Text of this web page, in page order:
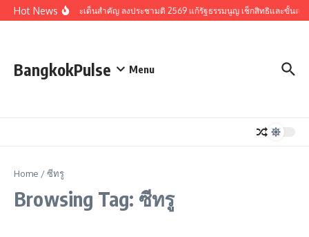
Skip to content
Hot Newsรวมประเด็นสำคัญ ลงประชามติ 2569 แก้รัฐธรรมนูญ เช็กสิทธิและขั้นตอ
BangkokPulse Menu
Home /ซีทรู
Browsing Tag: ซีทรู